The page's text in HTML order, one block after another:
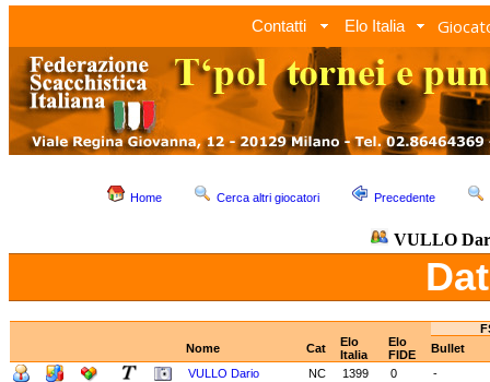
Contatti Elo Italia
Home Cerca altri giocatori Precedente
VULLO
Nome
Cat
Elo
Italia
Elo
FIDE
Bullet
VULLO Dario
NC 1399 0
-